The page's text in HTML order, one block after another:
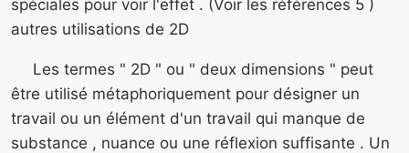
spéciales pour voir l'effet . (Voir les références 5 )
autres utilisations de 2D
Les termes " 2D " ou " deux dimensions " peut
être utilisé métaphoriquement pour désigner un
travail ou un élément d'un travail qui manque de
substance , nuance ou une réflexion suffisante . Un